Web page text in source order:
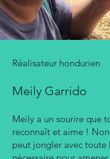
Réalisateur hondurien
Meily Garrido
Meily a un sourire que
reconnaît et aime !
peut jongler avec